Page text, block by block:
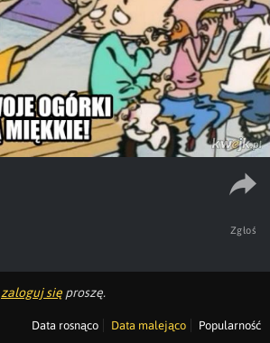
Zgłoś
zaloguj się proszę.
Data rosnąco Data malejąco Popularność